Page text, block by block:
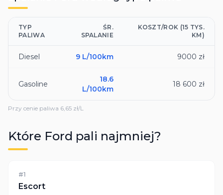
TYP
PALIWA
ŚR.
SPALANIE
KOSZT/ROK (15 TYS.
KM)
Diesel 9 L/100km 9000 zł
Gasoline
18.6
L/100km
18 600 zł
Przy cenie paliwa 6,65 zł/L
Które Ford pali najmniej?
#1
Escort